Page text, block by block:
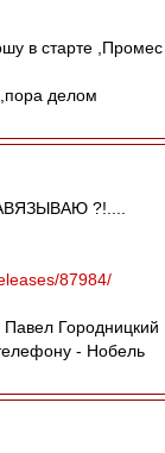
в старте ,Промес
делом
?!....
87984/
Городницкий
- Нобель